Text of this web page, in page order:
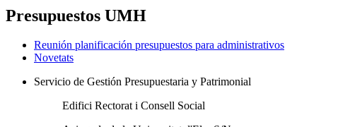
Presupuestos UMH
Reunión planificación presupuestos para administrativos
Novetats
Servicio de Gestión Presupuestaria y Patrimonial
Edifici Rectorat i Consell Social